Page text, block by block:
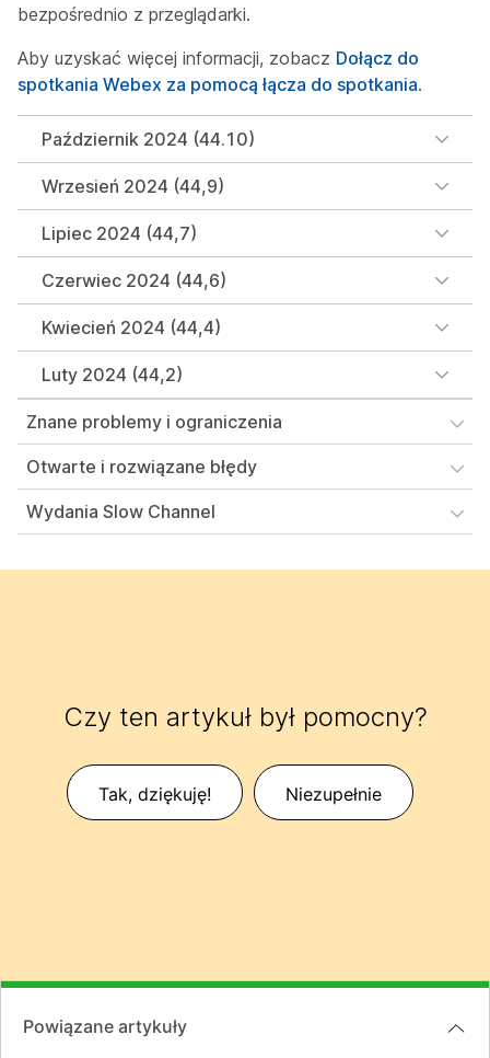
bezpośrednio z przeglądarki.
Aby uzyskać więcej informacji, zobacz Dołącz do
spotkania Webex za pomocą łącza do spotkania.
Październik 2024 (44.10)
Wrzesień 2024 (44,9)
Lipiec 2024 (44,7)
Czerwiec 2024 (44,6)
Kwiecień 2024 (44,4)
Luty 2024 (44,2)
Znane problemy i ograniczenia
Otwarte i rozwiązane błędy
Wydania Slow Channel
Czy ten artykuł był pomocny?
Tak, dziękuję! Niezupełnie
Powiązane artykuły